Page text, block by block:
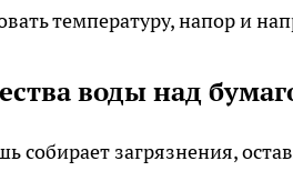
температуру, напор и
воды над
собирает загрязнения,